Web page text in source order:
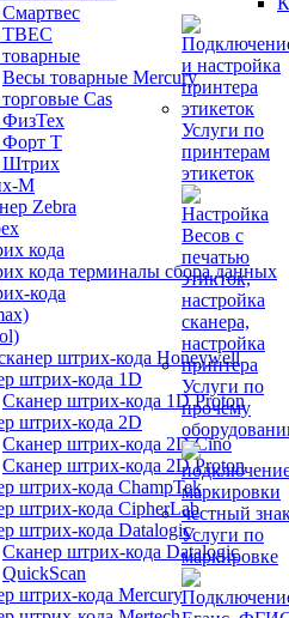
ТВЕС
Весы товарные Mercury
Cas
Т
Штрих
М
Zebra
кода
кода терминалы сбора данных
кода
штрих-кода Honeywell
штрих-кода 1D
Сканер штрих-кода 1D Proton
штрих-кода 2D
Сканер штрих-кода 2D Cino
Сканер штрих-кода 2D Proton
штрих-кода ChampTek
штрих-кода CipherLab
штрих-кода Datalogic
Сканер штрих-кода Datalogic
QuickScan
штрих-кода Mercury
Услуги по
принтерам
этикеток
Услуги по
прочему
Услуги по
маркировке